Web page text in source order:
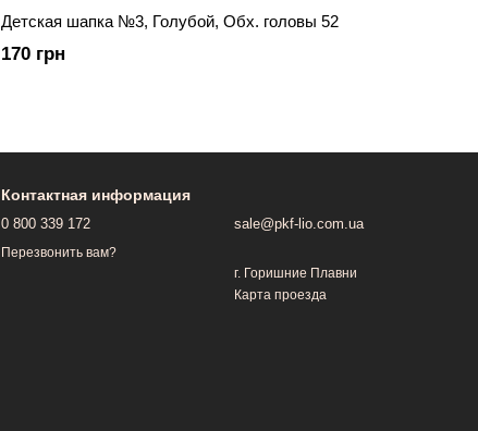
Детская шапка №3, Голубой, Обх. головы 52
170 грн
Контактная информация
0 800 339 172
Перезвонить вам?
sale@pkf-lio.com.ua
г. Горишние Плавни
Карта проезда